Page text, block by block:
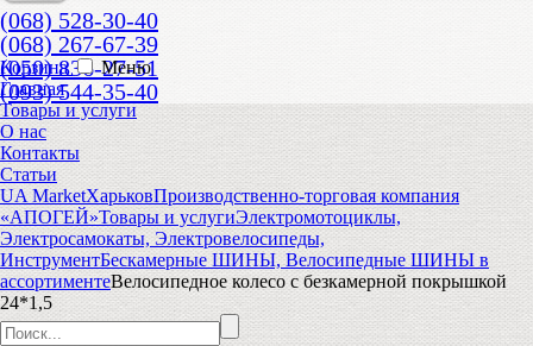
(068) 528-30-40
(068) 267-67-39
(050) 836-27-51
(093) 544-35-40
Корзина
Меню
Главная
Товары и услуги
О нас
Контакты
Статьи
UA MarketХарьковПроизводственно-торговая компания
«АПОГЕЙ»Товары и услугиЭлектромотоциклы,
Электросамокаты, Электровелосипеды,
ИнструментБескамерные ШИНЫ, Велосипедные ШИНЫ в
ассортиментеВелосипедное колесо с безкамерной покрышкой
24*1,5